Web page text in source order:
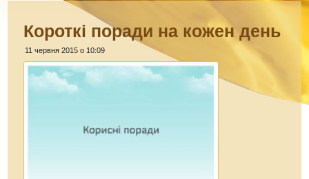
Короткі поради на кожен день
11 червня 2015 о 10:09